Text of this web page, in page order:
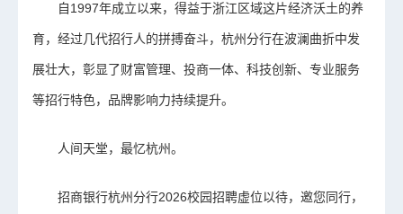
自1997年成立以来，得益于浙江区域这片经济沃土的养
育，经过几代招行人的拼搏奋斗，杭州分行在波澜曲折中发
展壮大，彰显了财富管理、投商一体、科技创新、专业服务
等招行特色，品牌影响力持续提升。
人间天堂，最忆杭州。
招商银行杭州分行2026校园招聘虚位以待，邀您同行，